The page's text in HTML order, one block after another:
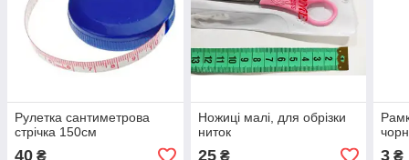
Рулетка сантиметрова
стрічка 150см
40 ₴
Ножиці малі, для обрізки
ниток
25₴ 3 ₴